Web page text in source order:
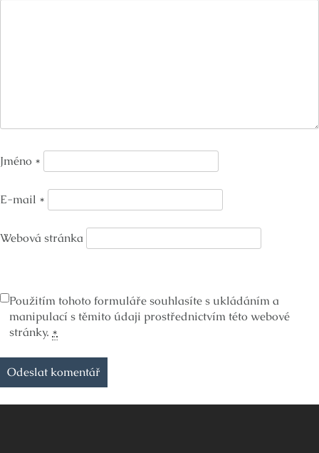
Jméno *
E-mail *
Webová stránka
Použitím tohoto formuláře souhlasíte s ukládáním a
manipulací s těmito údaji prostřednictvím této webové
stránky. *